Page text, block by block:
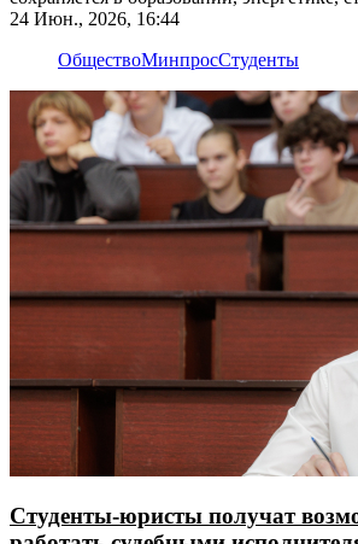
24 Июн., 2026, 16:44
ОбществоМинпросСтуденты
Студенты-юристы получат